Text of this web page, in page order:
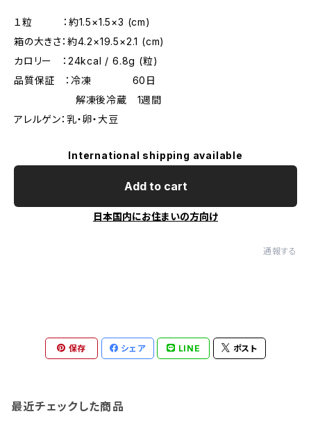
１粒 ：約1.5×1.5×3 (cm)
箱の大きさ：約4.2×19.5×2.1 (cm)
カロリー ：24kcal / 6.8g (粒)
品質保証 ：冷凍 60日
解凍後冷蔵 1週間
アレルゲン：乳・卵・大豆
International shipping available
Add to cart
日本国内にお住まいの方向け
通報する
保存 シェア LINE ポスト
最近チェックした商品